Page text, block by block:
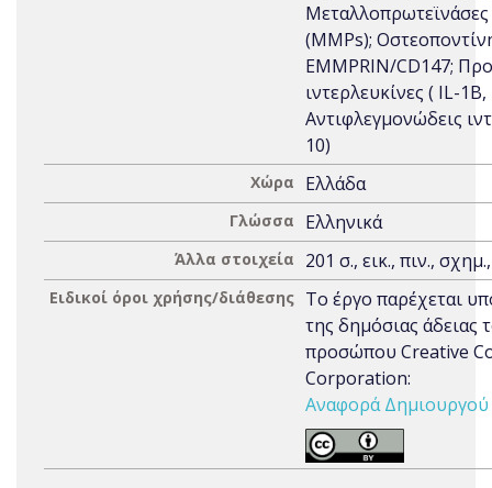
(MMPs);
EMMPRIN/CD147;
ιντερλευκίνες ( IL-
Αντιφλεγμονώδεις
10)
Χώρα Ελλάδα
Γλώσσα Ελληνικά
Άλλα στοιχεία 201 σ., εικ., πιν.,
Ειδικοί όροι χρήσης/διάθεσης Το έργο παρέχεται
της δημόσιας άδειας
προσώπου Creative
Corporation:
Αναφορά Δημιουργού